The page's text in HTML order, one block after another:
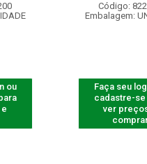
ou
Código:
Embalagem:
Faça seu
cadastre-se
ver